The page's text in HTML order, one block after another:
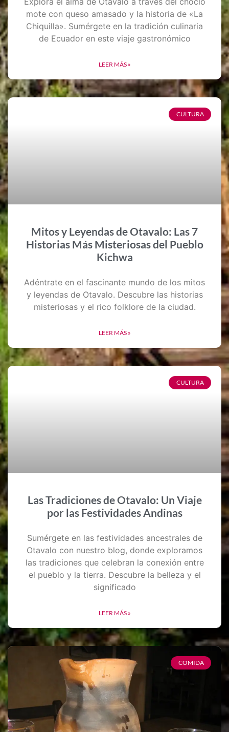
mote con queso amasado y la historia de «La
Chiquilla». Sumérgete en la tradición culinaria
de Ecuador en este viaje gastronómico
LEER MÁS »
CULTURA
Mitos y Leyendas de Otavalo: Las 7
Historias Más Misteriosas del Pueblo
Kichwa
Adéntrate en el fascinante mundo de los mitos
y leyendas de Otavalo. Descubre las historias
misteriosas y el rico folklore de la ciudad.
LEER MÁS »
CULTURA
Las Tradiciones de Otavalo: Un Viaje
por las Festividades Andinas
Sumérgete en las festividades ancestrales de
Otavalo con nuestro blog, donde exploramos
las tradiciones que celebran la conexión entre
el pueblo y la tierra. Descubre la belleza y el
significado
LEER MÁS »
COMIDA